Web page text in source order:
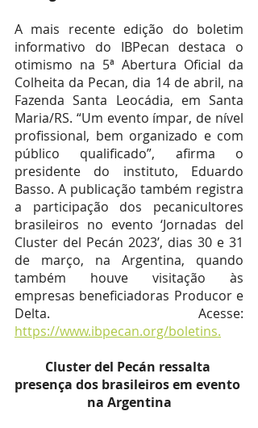
A mais recente edição do boletim
informativo do IBPecan destaca o
otimismo na 5ª Abertura Oficial da
Colheita da Pecan, dia 14 de abril, na
Fazenda Santa Leocádia, em Santa
Maria/RS. “Um evento ímpar, de nível
profissional, bem organizado e com
público qualificado”, afirma o
presidente do instituto, Eduardo
Basso. A publicação também registra
a participação dos pecanicultores
brasileiros no evento ‘Jornadas del
Cluster del Pecán 2023’, dias 30 e 31
de março, na Argentina, quando
também houve visitação às
empresas beneficiadoras Producor e
https://www.ibpecan.org/boletins.
Cluster del Pecán ressalta
presença dos brasileiros em evento
na Argentina